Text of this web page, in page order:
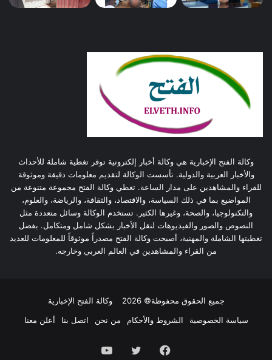
وكالة الفتح الإخبارية هي وكالة أخبار إلكترونية توفر تغطية شاملة للأحداث
والأخبار العربية والدولية. تأسست الوكالة لتقديم معلومات دقيقة وموثوقة
للقراء والمشاهدين على مدار الساعة. تغطي وكالة الفتح مجموعة متنوعة من
المواضيع بما في ذلك السياسة، والاقتصاد، والثقافة، والرياضة، والعلوم،
والتكنولوجيا، والصحة، وغيرها الكثير. تستخدم الوكالة وسائل متعددة مثل
النصوص والصور والفيديوهات لنقل الأخبار بشكل شامل ومتكامل. بفضل
تغطيتها الشاملة والمهنية، أصبحت وكالة الفتح مصدراً موثوقاً للمعلومات للعديد
من القراء والمشاهدين في العالم العربي وخارجه.
جميع الحقوق محفوظة© 2026
وكالة الفتح الإخبارية
سياسة الخصوصية
الشروط والأحكام من نحن اتصل بنا أعلن معنا
فيسبوك تويتر يوتيوب